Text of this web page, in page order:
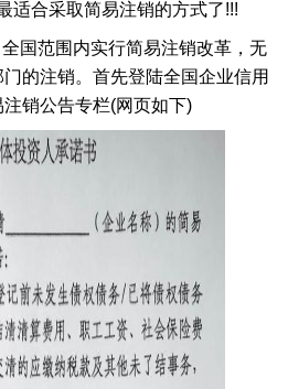
适合采取简易注销的方式了!!!
国范围内实行简易注销改革，无
的注销。首先登陆全国企业信用
销公告专栏(网页如下)